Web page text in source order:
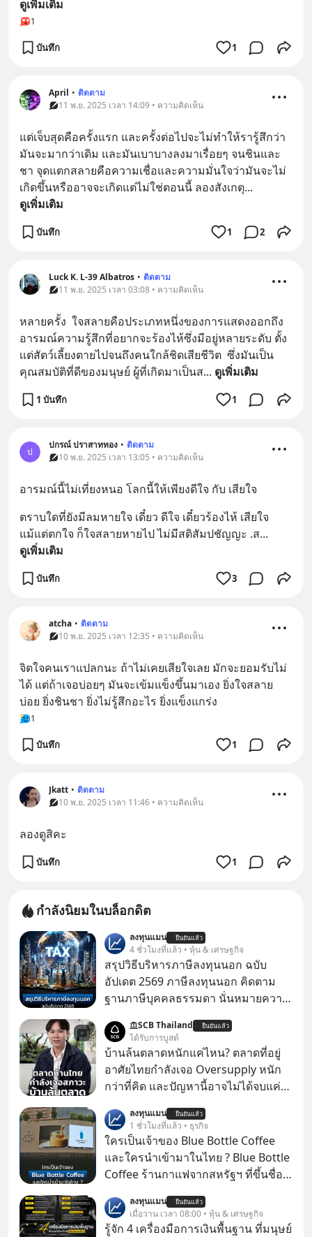
ดูเพิ่มเติม
1
บันทึก 1
April • ติดตาม
11 พ.ย. 2025 เวลา 14:09 • ความคิดเห็น
แต่เจ็บสุดคือครั้งแรก และครั้งต่อไปจะไม่ทำให้รารู้สึกว่า
มันจะมากว่าเดิม และมันเบาบางลงมาเรื่อยๆ จนชินและ
ชา จุดแตกสลายคือความเชื่อและความมั่นใจว่ามันจะไม่
เกิดขึ้นหรืออาจจะเกิดแต่ไม่ใช่ตอนนี้ ลองสังเกตุ...
ดูเพิ่มเติม
บันทึก 1 2
Luck K. L-39 Albatros • ติดตาม
11 พ.ย. 2025 เวลา 03:08 • ความคิดเห็น
หลายครั้ง  ใจสลายคือประเภทหนึ่งของการแสดงออกถึง
อารมณ์ความรู้สึกที่อยากจะร้องไห้ซึ่งมีอยู่หลายระดับ ตั้ง
เเต่สัตว์เลี้ยงตายไปจนถึงคนใกล้ชิดเสียชีวิต  ซึ่งมันเป็น
คุณสมบัติที่ดีของมนุษย์ ผู้ที่เกิดมาเป็นส... ดูเพิ่มเติม
1 บันทึก 1
ป
ปกรณ์ ปราสาททอง • ติดตาม
10 พ.ย. 2025 เวลา 13:05 • ความคิดเห็น
อารมณ์นี้ไม่เที่ยงหนอ โลกนี้ให้เพียงดีใจ กับ เสียใจ
ตราบใดที่ยังมีลมหายใจ เดี๋ยว ดีใจ เดี๋ยวร้องไห้ เสียใจ
แม้แต่ตกใจ ก็ใจสลายหายไป ไม่มีสติสัมปชัญญะ .ส...
ดูเพิ่มเติม
บันทึก 3
atcha • ติดตาม
10 พ.ย. 2025 เวลา 12:35 • ความคิดเห็น
จิตใจคนเราแปลกนะ ถ้าไม่เคยเสียใจเลย มักจะยอมรับไม่
ได้ แต่ถ้าเจอบ่อยๆ มันจะเข้มแข็งขึ้นมาเอง ยิ่งใจสลาย
บ่อย ยิ่งชินชา ยิ่งไม่รู้สึกอะไร ยิ่งแข็งแกร่ง
1
บันทึก 1
Jkatt • ติดตาม
10 พ.ย. 2025 เวลา 11:46 • ความคิดเห็น
ลองดูสิคะ
บันทึก 1
กำลังนิยมในบล็อกดิต
ลงทุนแมน ยืนยันแล้ว
4 ชั่วโมงที่แล้ว • หุ้น & เศรษฐกิจ
สรุปวิธีบริหารภาษีลงทุนนอก ฉบับ
อัปเดต 2569 ภาษีลงทุนนอก คิดตาม
ฐานภาษีบุคคลธรรมดา นั่นหมายความ
SCB Thailand ยืนยันแล้ว
ได้รับการบูสต์
บ้านล้นตลาดหนักแค่ไหน? ตลาดที่อยู่
อาศัยไทยกำลังเจอ Oversupply หนัก
กว่าที่คิด และปัญหานี้อาจไม่ได้จบแค่
ล้นตลาด #เศรษฐกิจไทย #EICAround
#SCBThailand สามารถดูคลิปที่
youtube ประกอบได้ที่ link :
https://youtube.com/shorts/-
ลงทุนแมน ยืนยันแล้ว
1 ชั่วโมงที่แล้ว • ธุรกิจ
ใครเป็นเจ้าของ Blue Bottle Coffee
และใครนำเข้ามาในไทย ? Blue Bottle
Coffee ร้านกาแฟจากสหรัฐฯ ที่ขึ้นชื่อ
แรกในประเทศไทย ที่ Central Park
ลงทุนแมน ยืนยันแล้ว
เมื่อวาน เวลา 08:00 • หุ้น & เศรษฐกิจ
รู้จัก 4 เครื่องมือการเงินพื้นฐาน ที่มนุษย์